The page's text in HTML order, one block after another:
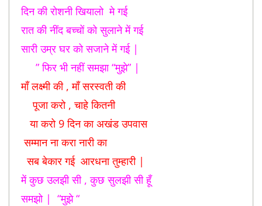
दिन की रोशनी खियालो मे गई
रात की नींद बच्चों को सुलाने में गई
सारी उम्र घर को सजाने में गई |
” फिर भी नहीं समझा “मुझे” |
माँ लक्ष्मी की , माँ सरस्वती की
पूजा करो , चाहे कितनी
या करो 9 दिन का अखंड उपवास
सम्मान ना करा नारी का
सब बेकार गई आरधना तुम्हारी |
में कुछ उलझी सी , कुछ सुलझी सी हूँ
समझो | “मुझे “